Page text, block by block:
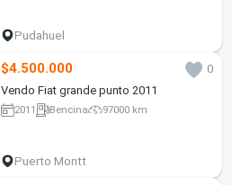
Pudahuel
$4.500.000
0
Vendo Fiat grande punto 2011
2011 Bencina 97000 km
Puerto Montt